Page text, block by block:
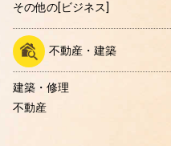
その他の[ビジネス]
不動産・建築
建築・修理
不動産